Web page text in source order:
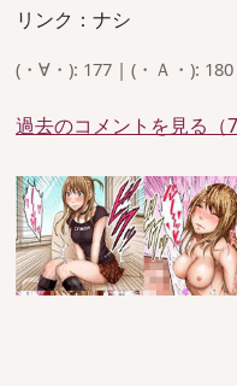
リンク：ナシ
(・∀・): 177 | (・Ａ・): 180
過去のコメントを見る（